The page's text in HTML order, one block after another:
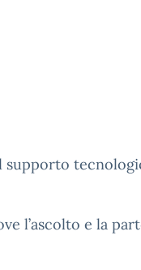
supporto
l’ascolto e la